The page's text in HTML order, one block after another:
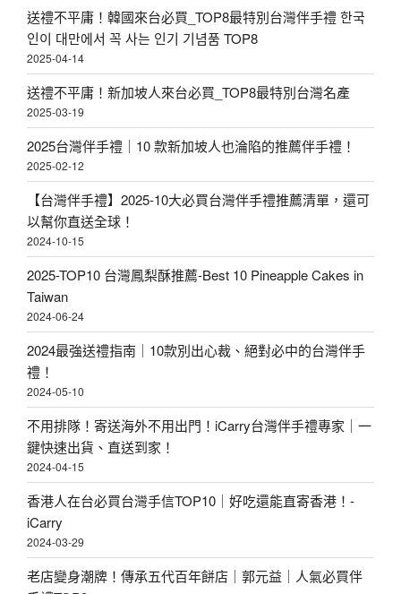
送禮不平庸！韓國來台必買_TOP8最特別台灣伴手禮 한국
인이 대만에서 꼭 사는 인기 기념품 TOP8
2025-04-14
送禮不平庸！新加坡人來台必買_TOP8最特別台灣名產
2025-03-19
2025台灣伴手禮｜10 款新加坡人也淪陷的推薦伴手禮！
2025-02-12
【台灣伴手禮】2025-10大必買台灣伴手禮推薦清單，還可
以幫你直送全球！
2024-10-15
2025-TOP10 台灣鳳梨酥推薦-Best 10 Pineapple Cakes in
Taiwan
2024-06-24
2024最強送禮指南｜10款別出心裁、絕對必中的台灣伴手
禮！
2024-05-10
不用排隊！寄送海外不用出門！iCarry台灣伴手禮專家｜一
鍵快速出貨、直送到家！
2024-04-15
香港人在台必買台灣手信TOP10｜好吃還能直寄香港！-
iCarry
2024-03-29
老店變身潮牌！傳承五代百年餅店｜郭元益｜人氣必買伴